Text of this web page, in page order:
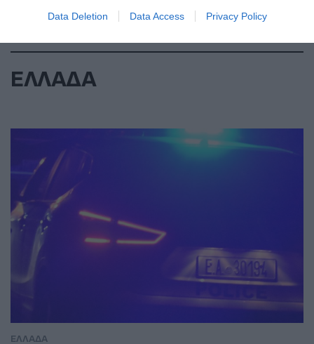
Data Deletion Data Access Privacy Policy
ΕΛΛΑΔΑ
ΕΛΛΑΔΑ